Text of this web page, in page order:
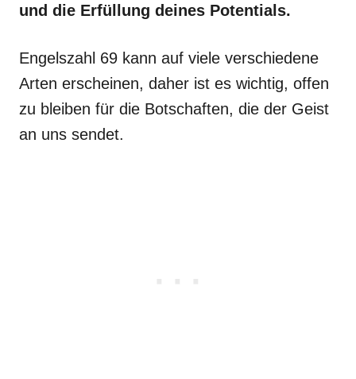
und die Erfüllung deines Potentials.
Engelszahl 69 kann auf viele verschiedene
Arten erscheinen, daher ist es wichtig, offen
zu bleiben für die Botschaften, die der Geist
an uns sendet.